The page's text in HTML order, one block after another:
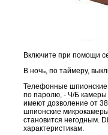
Включите при помощи
В ночь, по таймеру,
Телефонные шпионские
по паролю, - Ч/Б камеры
имеют дозволение от
шпионские микрокамеры
становится негодным.
характеристикам.